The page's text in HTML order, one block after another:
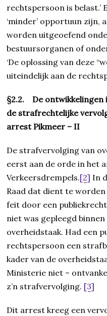
rechtspersoon is belast.’
‘minder’ opportuun zijn,
worden uitgeoefend
bestuursorganen of
‘De oplossing van deze
uiteindelijk aan de
§2.2. De ontwikkelingen
de strafrechtelijke
arrest Pikmeer – II
De strafvervolging van
eerst aan de orde in het
Verkeersdrempels.[2] In
Raad dat dient te
feit door een
niet was gepleegd
overheidstaak. Had een
rechtspersoon een
kader van de
Ministerie niet –
z’n strafvervolging. [3]
Dit arrest kreeg een